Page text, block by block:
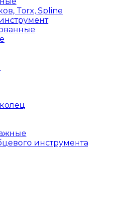
Torx, Spline
инструмента